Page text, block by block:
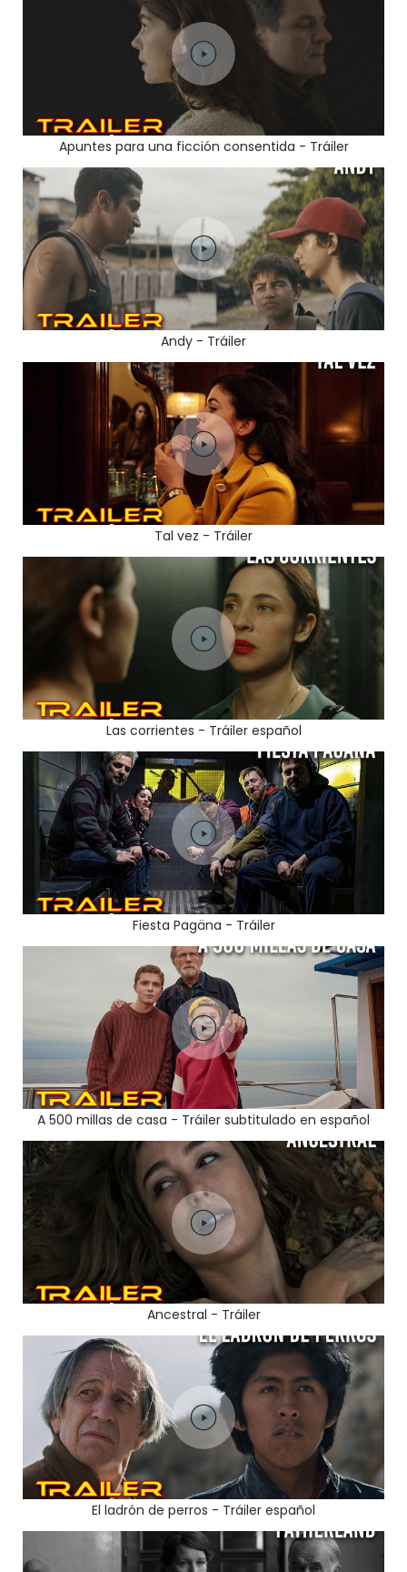
Apuntes para una ficción consentida - Tráiler
Andy - Tráiler
Tal vez - Tráiler
Las corrientes - Tráiler español
Fiesta Pagäna - Tráiler
A 500 millas de casa - Tráiler subtitulado en español
Ancestral - Tráiler
El ladrón de perros - Tráiler español